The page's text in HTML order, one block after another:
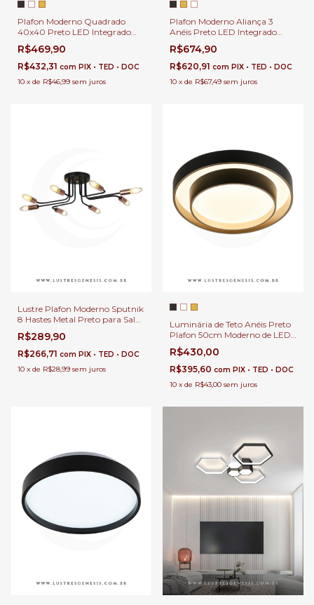
Plafon Moderno Quadrado
40x40 Preto LED Integrado
3000K para Quartos, Sala de
Estar, Hall de Entrada,
Escritório e Sala de Jantar
R$469,90
R$432,31 com PIX • TED • DOC
10 x de R$46,99 sem juros
Plafon Moderno Aliança 3
Anéis Preto LED Integrado
para Quartos, Sala de Estar,
Hall de Entrada, Escritório,
Lavabos
R$674,90
R$620,91 com PIX • TED • DOC
10 x de R$67,49 sem juros
Lustre Plafon Moderno Sputnik
8 Hastes Metal Preto para Sala
de Jantar, Sala de Estar,
Quartos Lavabos e Escritórios
R$289,90
R$266,71 com PIX • TED • DOC
10 x de R$28,99 sem juros
Luminária de Teto Anéis Preto
Plafon 50cm Moderno de LED
Multicolor 4500Lm Shabe
Para Escritório, Quartos e
Corredor
R$430,00
R$395,60 com PIX • TED • DOC
10 x de R$43,00 sem juros